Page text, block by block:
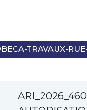
TRAVAUX-